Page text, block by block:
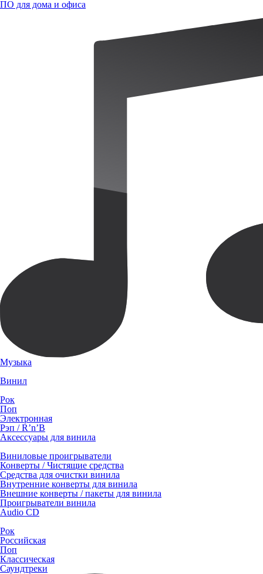
ПО для дома и офиса
Музыка
Винил
Рок
Поп
Электронная
Рэп / R’n’B
Аксессуары для винила
Виниловые проигрыватели
Конверты / Чистящие средства
Средства для очистки винила
Внутренние конверты для винила
Внешние конверты / пакеты для винила
Проигрыватели винила
Audio CD
Рок
Российская
Поп
Классическая
Саундтреки